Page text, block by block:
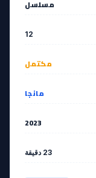
مسلسل
12
مكتمل
مانجا
2023
23 دقيقة